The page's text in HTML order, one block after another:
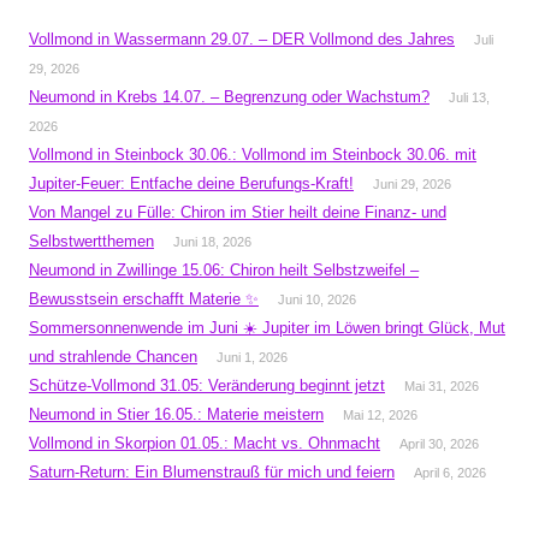
Vollmond in Wassermann 29.07. – DER Vollmond des Jahres
Juli
29, 2026
Neumond in Krebs 14.07. – Begrenzung oder Wachstum?
Juli 13,
2026
Vollmond in Steinbock 30.06.: Vollmond im Steinbock 30.06. mit
Jupiter-Feuer: Entfache deine Berufungs-Kraft!
Juni 29, 2026
Von Mangel zu Fülle: Chiron im Stier heilt deine Finanz- und
Selbstwertthemen
Juni 18, 2026
Neumond in Zwillinge 15.06: Chiron heilt Selbstzweifel –
Bewusstsein erschafft Materie ✨
Juni 10, 2026
Sommersonnenwende im Juni ☀️ Jupiter im Löwen bringt Glück, Mut
und strahlende Chancen
Juni 1, 2026
Schütze-Vollmond 31.05: Veränderung beginnt jetzt Mai 31, 2026
Neumond in Stier 16.05.: Materie meistern Mai 12, 2026
Vollmond in Skorpion 01.05.: Macht vs. Ohnmacht April 30, 2026
Saturn-Return: Ein Blumenstrauß für mich und feiern April 6, 2026